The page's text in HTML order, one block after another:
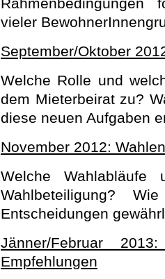
vieler
September/Oktober
Welche Rolle und
dem Mieterbeirat zu?
diese neuen Aufgaben
November 2012:
Welche
Wahlbeteiligung?
Entscheidungen
Jänner/Februar
Empfehlungen